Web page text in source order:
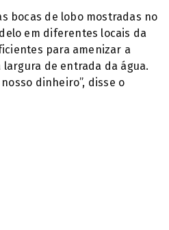
bocas de lobo mostradas no
em diferentes locais da
para amenizar a
de entrada da água.
dinheiro”, disse o